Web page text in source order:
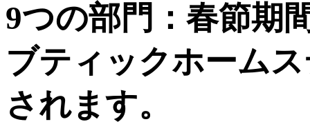
9つの部門：春節期
ブティックホーム
されます。